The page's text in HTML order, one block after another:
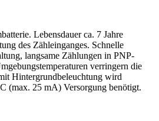
Lebensdauer ca. 7 Jahre
des Zähleinganges. Schnelle
langsame Zählungen in PNP-
verringern die
Hintergrundbeleuchtung wird
(max. 25 mA) Versorgung benötigt.